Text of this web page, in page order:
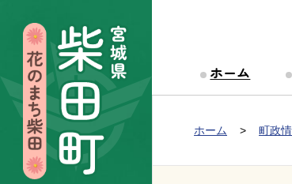
Group NAV
ホーム
現在位置：
ホーム 町政